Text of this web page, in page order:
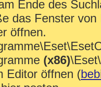
Ende des
das Fenster von
öffnen.
(x86)
Editor öffnen (